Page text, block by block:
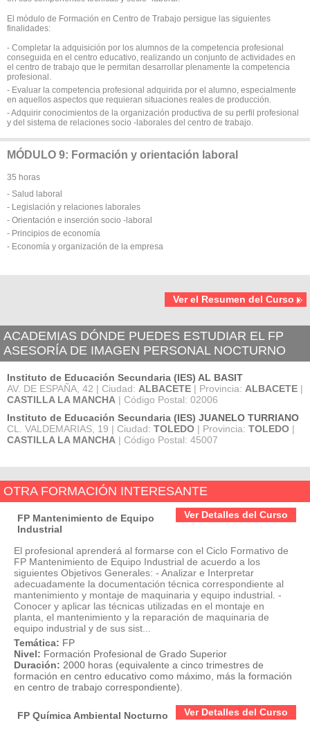
El módulo de Formación en Centro de Trabajo persigue las siguientes
finalidades:
- Completar la adquisición por los alumnos de la competencia profesional
conseguida en el centro educativo, realizando un conjunto de actividades en
el centro de trabajo que le permitan desarrollar plenamente la competencia
profesional.
- Evaluar la competencia profesional adquirida por el alumno, especialmente
en aquellos aspectos que requieran situaciones reales de producción.
- Adquirir conocimientos de la organización productiva de su perfil profesional
y del sistema de relaciones socio -laborales del centro de trabajo.
MÓDULO 9: Formación y orientación laboral
35 horas
- Salud laboral
- Legislación y relaciones laborales
- Orientación e inserción socio -laboral
- Principios de economía
- Economía y organización de la empresa
Ver el Resumen del Curso
ACADEMIAS DÓNDE PUEDES ESTUDIAR EL FP
ASESORÍA DE IMAGEN PERSONAL NOCTURNO
Instituto de Educación Secundaria (IES) AL BASIT
AV. DE ESPAÑA, 42 | Ciudad: ALBACETE | Provincia: ALBACETE |
CASTILLA LA MANCHA | Código Postal: 02006
Instituto de Educación Secundaria (IES) JUANELO TURRIANO
CL. VALDEMARIAS, 19 | Ciudad: TOLEDO | Provincia: TOLEDO |
CASTILLA LA MANCHA | Código Postal: 45007
OTRA FORMACIÓN INTERESANTE
Ver Detalles del Curso
FP Mantenimiento de Equipo
Industrial
El profesional aprenderá al formarse con el Ciclo Formativo de
FP Mantenimiento de Equipo Industrial de acuerdo a los
siguientes Objetivos Generales: - Analizar e Interpretar
adecuadamente la documentación técnica correspondiente al
mantenimiento y montaje de maquinaria y equipo industrial. -
Conocer y aplicar las técnicas utilizadas en el montaje en
planta, el mantenimiento y la reparación de maquinaria de
equipo industrial y de sus sist...
Temática: FP
Nivel: Formación Profesional de Grado Superior
Duración: 2000 horas (equivalente a cinco trimestres de
formación en centro educativo como máximo, más la formación
en centro de trabajo correspondiente).
Ver Detalles del Curso
FP Química Ambiental Nocturno